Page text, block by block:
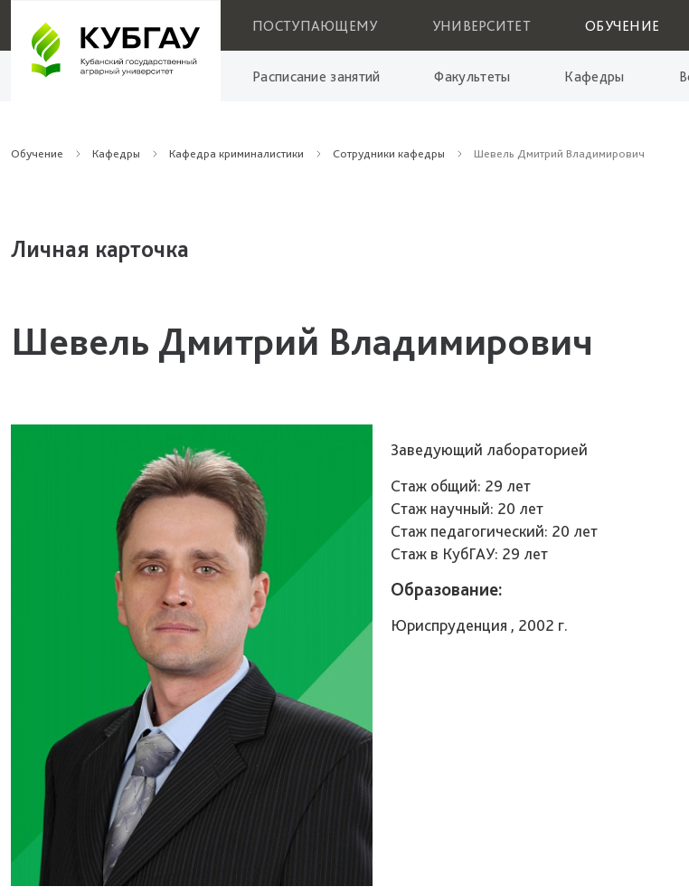
ПОСТУПАЮЩЕМУ УНИВЕРСИТЕТ ОБУЧЕНИЕ
Расписание занятий Факультеты Кафедры
Обучение Кафедры Кафедра криминалистики Сотрудники кафедры Шевель Дмитрий Владимирович
Личная карточка
Шевель Дмитрий Владимирович
Заведующий лабораторией
Стаж общий: 29 лет
Стаж научный: 20 лет
Стаж педагогический: 20 лет
Стаж в КубГАУ: 29 лет
Образование:
Юриспруденция , 2002 г.